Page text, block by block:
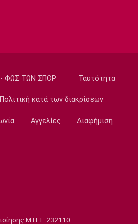
μήνυμα του Ορτέγκα
- ΦΩΣ ΤΩΝ ΣΠΟΡ Ταυτότητα
Πολιτική κατά των διακρίσεων
Αγγελίες Διαφήμιση
Μ.Η.Τ. 232110